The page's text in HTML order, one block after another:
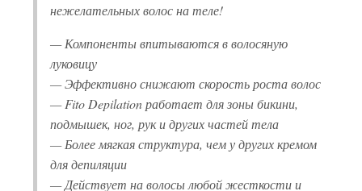
нежелательных волос на теле!
— Компоненты впитываются в волосяную
луковицу
— Эффективно снижают скорость роста волос
— Fito Depilation работает для зоны бикини,
подмышек, ног, рук и других частей тела
— Более мягкая структура, чем у других кремом
для депиляции
— Действует на волосы любой жесткости и